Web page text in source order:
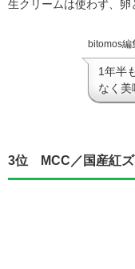
生クリームは使わず、卵
bitomos編
1年半
なく美
3位 MCC／国産紅ズ